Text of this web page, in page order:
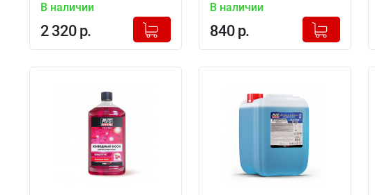
В наличии
2 320 р.
+
Добавлено в корзину
В наличии
840 р.
+
Добавлено в корзину